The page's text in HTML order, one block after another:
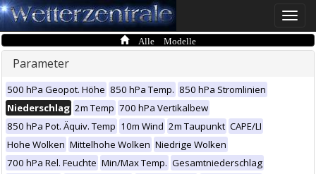
Toggle
Alle Modelle
Parameter
500 hPa Geopot. Höhe 850 hPa Temp. 850 hPa Stromlinien
Niederschlag 2m Temp 700 hPa Vertikalbew
850 hPa Pot. Äquiv. Temp 10m Wind 2m Taupunkt CAPE/LI
Hohe Wolken Mittelhohe Wolken Niedrige Wolken
700 hPa Rel. Feuchte Min/Max Temp. Gesamtniederschlag